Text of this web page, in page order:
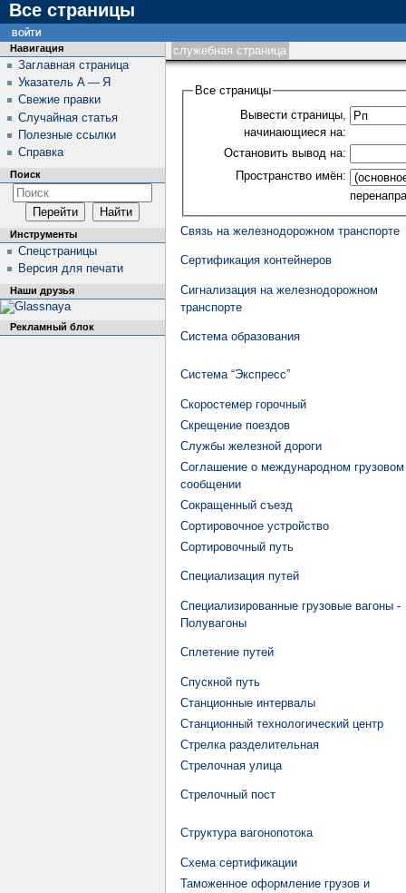
Все страницы
служебная страница
Все страницы
Вывести страницы,
начинающиеся на:
Остановить вывод на:
Пространство имён:
Связь на железнодорожном транспорте
Сертификация контейнеров
Сигнализация на железнодорожном
транспорте
Система образования
Система “Экспресс”
Скоростемер горочный
Скрещение поездов
Службы железной дороги
Соглашение о международном грузовом
сообщении
Сокращенный съезд
Сортировочное устройство
Сортировочный путь
Специализация путей
Специализированные грузовые вагоны -
Полувагоны
Сплетение путей
Спускной путь
Станционные интервалы
Станционный технологический центр
Стрелка разделительная
Стрелочная улица
Стрелочный пост
Структура вагонопотока
Схема сертификации
Таможенное оформление грузов и
Навигация
Заглавная страница
Указатель А — Я
Свежие правки
Случайная статья
Полезные ссылки
Справка
Поиск
Инструменты
Спецстраницы
Версия для печати
Наши друзья
Рекламный блок
войти